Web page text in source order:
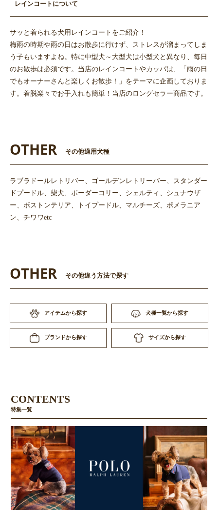
レインコートについて
サッと着られる犬用レインコートをご紹介！
梅雨の時期や雨の日はお散歩に行けず、ストレスが溜まってしま
う子もいますよね。特に中型犬～大型犬は小型犬と異なり、毎日
のお散歩は必須です。当店のレインコートやカッパは、「雨の日
でもオーナーさんと楽しくお散歩！」をテーマに企画しておりま
す。着脱楽々でお手入れも簡単！当店のロングセラー商品です。
OTHER その他適用犬種
ラブラドールレトリバー、ゴールデンレトリーバー、スタンダー
ドプードル、柴犬、ボーダーコリー、シェルティ、シュナウザ
ー、ボストンテリア、トイプードル、マルチーズ、ポメラニア
ン、チワワetc
OTHER その他違う方法で探す
アイテムから探す 犬種一覧から探す
ブランドから探す サイズから探す
CONTENTS
特集一覧